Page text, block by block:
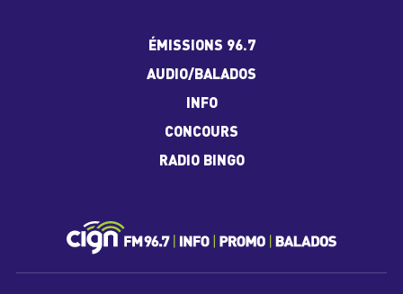
ÉMISSIONS 96.7
AUDIO/BALADOS
INFO
CONCOURS
RADIO BINGO